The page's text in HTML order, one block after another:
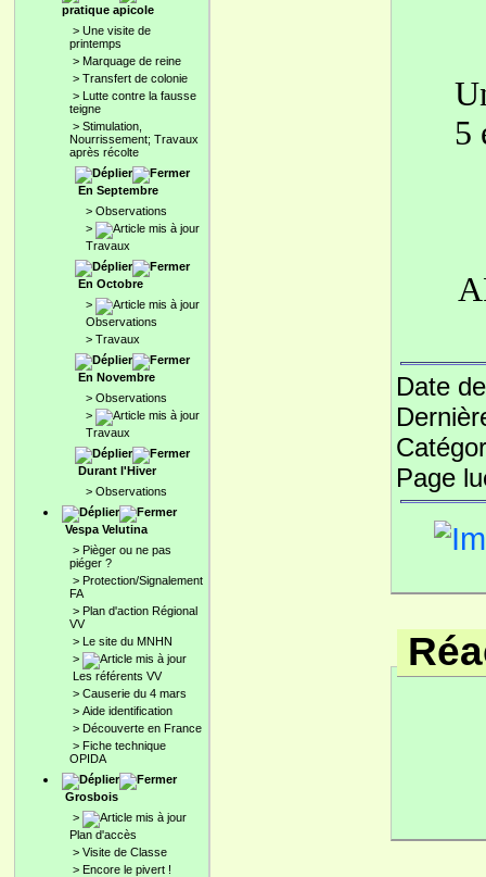
pratique apicole
> Une visite de
printemps
> Marquage de reine
> Transfert de colonie
> Lutte contre la fausse
teigne
> Stimulation,
Nourrissement; Travaux
après récolte
En Septembre
> Observations
>
Travaux
En Octobre
>
Observations
> Travaux
En Novembre
> Observations
>
Travaux
Durant l'Hiver
> Observations
Vespa Velutina
> Pièger ou ne pas
piéger ?
> Protection/Signalement
FA
> Plan d'action Régional
VV
> Le site du MNHN
>
Les référents VV
> Causerie du 4 mars
> Aide identification
> Découverte en France
> Fiche technique
OPIDA
Grosbois
>
Plan d'accès
> Visite de Classe
> Encore le pivert !
5
Date
Page